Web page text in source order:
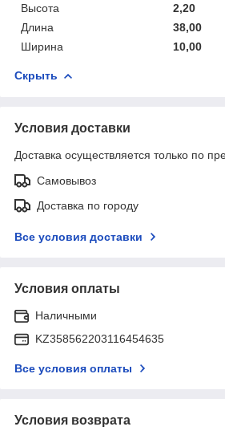
Высота
2,20
Длина
38,00
Ширина
10,00
Скрыть
Условия доставки
Доставка осуществляется только по
Самовывоз
Доставка по городу
Все условия доставки
Условия оплаты
Наличными
KZ358562203116454635
Все условия оплаты
Условия возврата